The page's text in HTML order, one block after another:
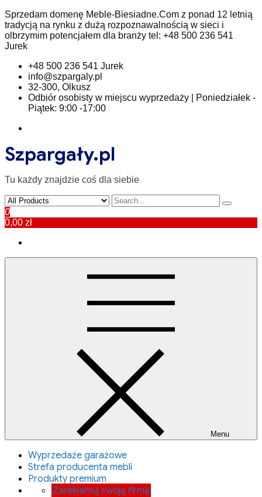
Skip
to
content
Sprzedam domenę Meble-Biesiadne.Com z ponad 12 letnią
tradycją na rynku z dużą rozpoznawalnością w sieci i
olbrzymim potencjałem dla branży tel: +48 500 236 541
Jurek
+48 500 236 541 Jurek
info@szpargaly.pl
32-300, Olkusz
Odbiór osobisty w miejscu wyprzedaży | Poniedziałek -
Piątek: 9:00 -17:00
Szpargały.pl
Tu każdy znajdzie coś dla siebie
0
0,00 zł
Menu
Wyprzedaże garażowe
Strefa producenta mebli
Produkty premium
Zareklamuj swoją firmę